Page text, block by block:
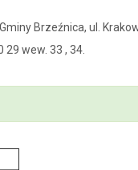
Brzeźnica, ul.
wew. 33 , 34.